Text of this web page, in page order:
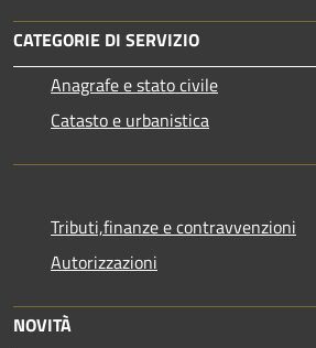
CATEGORIE DI SERVIZIO
Anagrafe e stato civile
Catasto e urbanistica
Tributi,finanze e contravvenzioni
Autorizzazioni
NOVITÀ